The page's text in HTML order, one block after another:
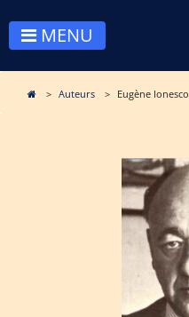
MENU
Auteurs Eugène Ionesco